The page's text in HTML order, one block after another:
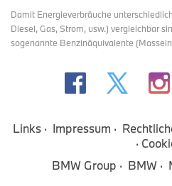
Damit Energieverbräuche
Diesel, Gas, Strom, usw.) vergleichbar
sogenannte Benzinäquivalente
Links Impressum
BMW Group
BMW